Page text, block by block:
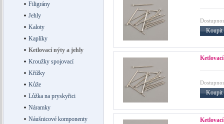
Filigrány
Jehly
Kaloty
Kaplíky
Ketlovací nýty a jehly
Kroužky spojovací
Křížky
Kůže
Lůžka na pryskyřici
Náramky
Náušnicové komponenty
Koupit
Koupit